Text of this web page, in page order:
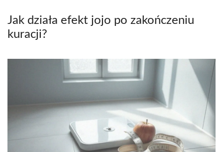
Jak działa efekt jojo po zakończeniu
kuracji?